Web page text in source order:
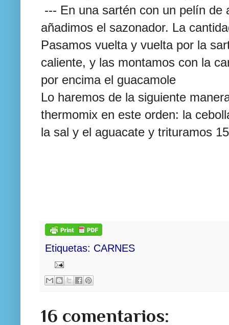
--- En una sartén con un pelín de
añadimos el sazonador. La
Pasamos vuelta y vuelta por la
caliente, y las montamos con la
por encima el guacamole
Lo haremos de la siguiente
thermomix en este orden: la
la sal y el aguacate y trituramos
Etiquetas: CARNES
16 comentarios: